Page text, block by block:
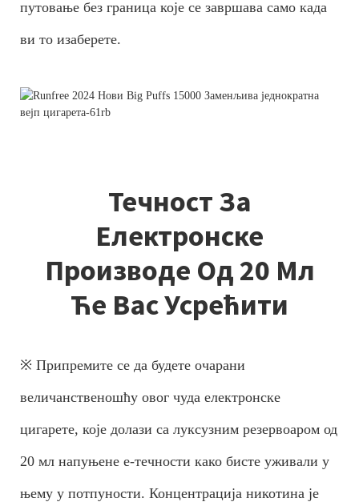
путовање без граница које се завршава само када
ви то изаберете.
Течност За
Електронске
Производе Од 20 Мл
Ће Вас Усрећити
※ Припремите се да будете очарани
величанственошћу овог чуда електронске
цигарете, које долази са луксузним резервоаром од
20 мл напуњене е-течности како бисте уживали у
њему у потпуности. Концентрација никотина је